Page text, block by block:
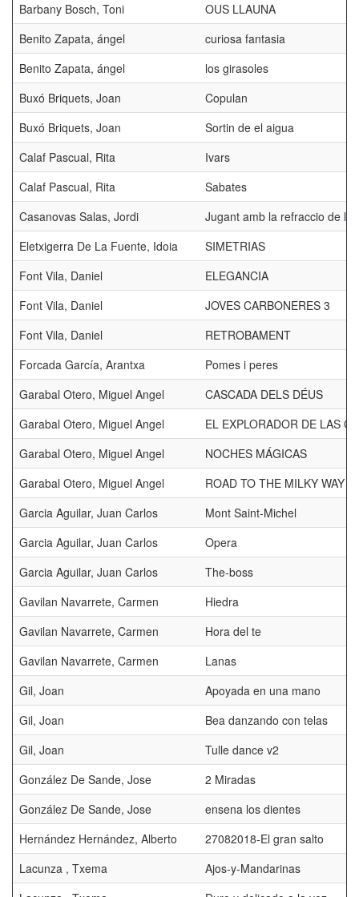
Barbany Bosch, Toni
OUS LLAUNA
Benito Zapata, ángel
curiosa fantasia
Benito Zapata, ángel
los girasoles
Buxó Briquets, Joan
Copulan
Buxó Briquets, Joan
Sortin de el aigua
Calaf Pascual, Rita
Ivars
Calaf Pascual, Rita
Sabates
Casanovas Salas, Jordi
Jugant amb la refraccio de la
Eletxigerra De La Fuente, Idoia
SIMETRIAS
Font Vila, Daniel
ELEGANCIA
Font Vila, Daniel
JOVES CARBONERES 3
Font Vila, Daniel
RETROBAMENT
Forcada García, Arantxa
Pomes i peres
Garabal Otero, Miguel Angel
CASCADA DELS DÉUS
Garabal Otero, Miguel Angel
EL EXPLORADOR DE LAS
Garabal Otero, Miguel Angel
NOCHES MÁGICAS
Garabal Otero, Miguel Angel
ROAD TO THE MILKY WAY
Garcia Aguilar, Juan Carlos
Mont Saint-Michel
Garcia Aguilar, Juan Carlos
Opera
Garcia Aguilar, Juan Carlos
The-boss
Gavilan Navarrete, Carmen
Hiedra
Gavilan Navarrete, Carmen
Hora del te
Gavilan Navarrete, Carmen
Lanas
Gil, Joan
Apoyada en una mano
Gil, Joan
Bea danzando con telas
Gil, Joan
Tulle dance v2
González De Sande, Jose
2 Miradas
González De Sande, Jose
ensena los dientes
Hernández Hernández, Alberto
27082018-El gran salto
Lacunza , Txema
Ajos-y-Mandarinas